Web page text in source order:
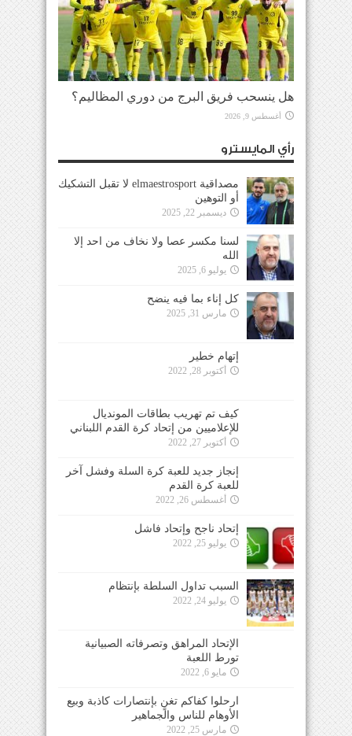
هل ينسحب فريق البرج من دوري المظاليم؟
أغسطس 9, 2026
رأي المايسترو
مصداقية elmaestrosport لا تقبل التشكيك
أو التوهين
ديسمبر 22, 2025
لسنا مكسر عصا ولا نخاف من احد إلا
الله
يوليو 6, 2025
كل إناء بما فيه ينضح
مارس 31, 2025
إتهام خطير
أكتوبر 28, 2022
كيف تم تهريب بطاقات المونديال
للإعلاميين من إتحاد كرة القدم اللبناني
أكتوبر 27, 2022
إنجاز جديد للعبة كرة السلة وفشل آخر
للعبة كرة القدم
أغسطس 26, 2022
إتحاد ناجح وإتحاد فاشل
يوليو 25, 2022
السبب تداول السلطة بإنتظام
يوليو 24, 2022
الإتحاد المراهق وتصرفاته الصبيانية
تورط اللعبة
مايو 6, 2022
ارحلوا كفاكم تغنٍ بإنتصارات كاذبة وبيع
الأوهام للناس والجماهير
مارس 25, 2022